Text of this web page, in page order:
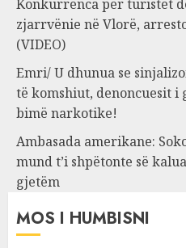
Konkurrenca për turistët
zjarrvënie në Vlorë,
(VIDEO)
Emri/ U dhunua se
të komshiut, denoncuesit i
bimë narkotike!
Ambasada amerikane:
mund t’i shpëtonte së
gjetëm
MOS I HUMBISNI